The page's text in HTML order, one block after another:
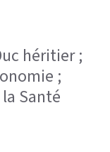
héritier ;
;
Santé